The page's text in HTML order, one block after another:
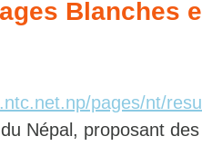
Blanches
pages/nt/
Népal, proposant